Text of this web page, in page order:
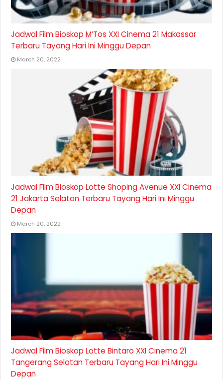
Jadwal Film Bioskop M’Tos XXI Cinema 21 Makassar
Terbaru Tayang Hari Ini Minggu Depan
March 20, 2022
Jadwal Film Bioskop Lotte Shoping Avenue XXI Cinema
21 Jakarta Selatan Terbaru Tayang Hari Ini Minggu
Depan
March 20, 2022
Jadwal Film Bioskop Lotte Bintaro XXI Cinema 21
Tangerang Selatan Terbaru Tayang Hari Ini Minggu
Depan